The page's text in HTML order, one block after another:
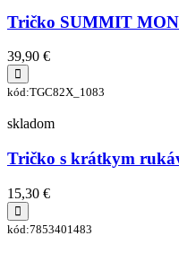
Tričko SUMMIT
39,90 €
kód:TGC82X_1083
skladom
Tričko s krátkym
15,30 €
kód:7853401483